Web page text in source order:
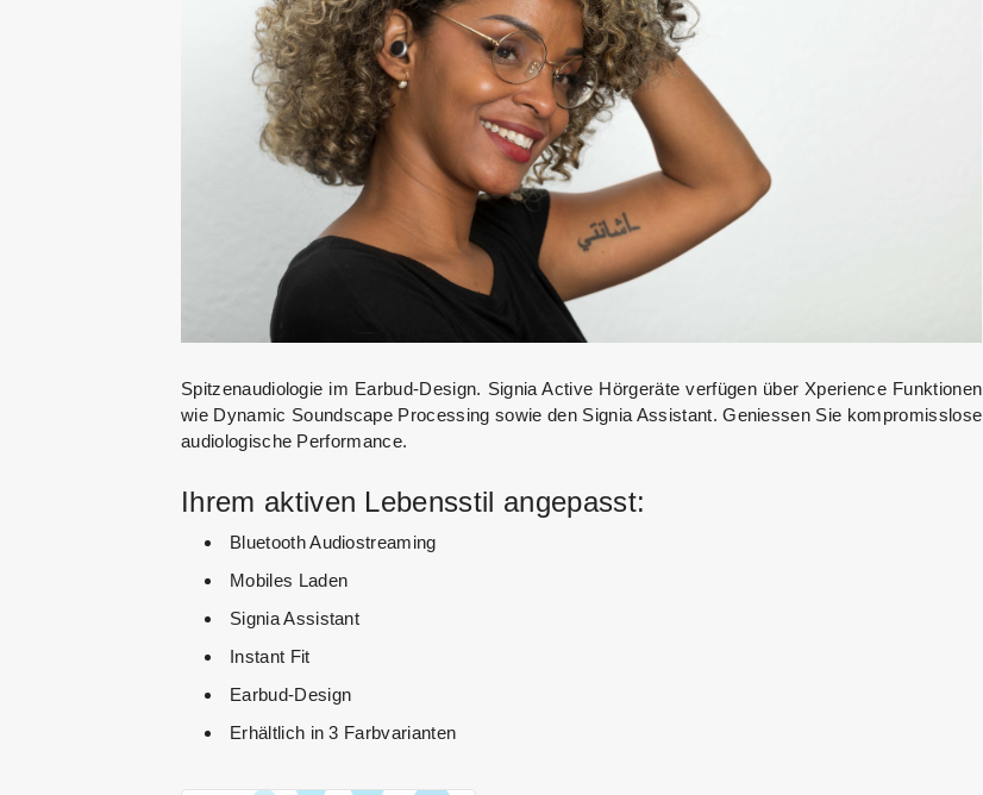
Spitzenaudiologie im Earbud-Design. Signia Active Hörgeräte verfügen über Xperience Funktionen
wie Dynamic Soundscape Processing sowie den Signia Assistant. Geniessen Sie kompromisslose
audiologische Performance.
Ihrem aktiven Lebensstil angepasst:
Bluetooth Audiostreaming
Mobiles Laden
Signia Assistant
Instant Fit
Earbud-Design
Erhältlich in 3 Farbvarianten